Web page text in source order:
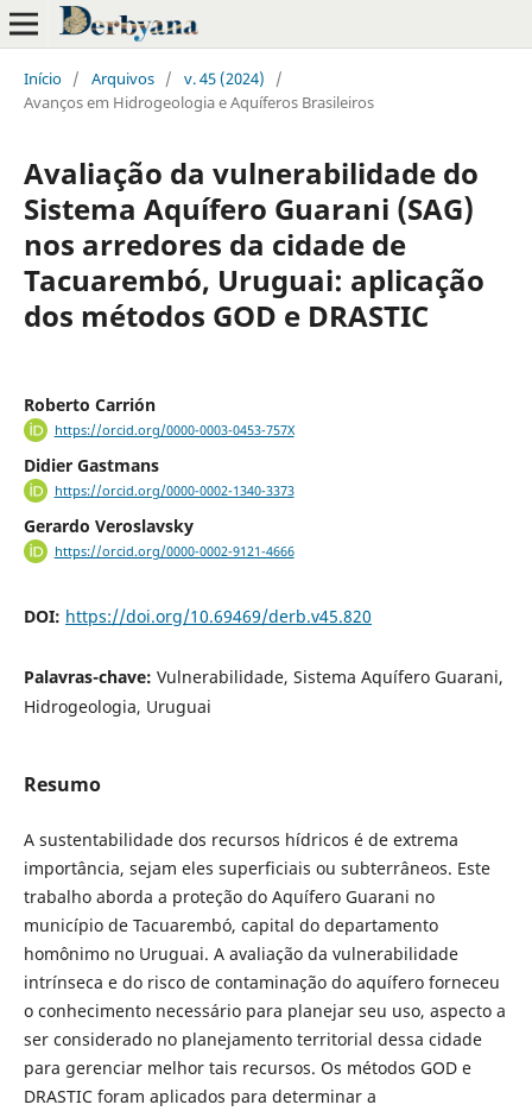
Início / Arquivos / v. 45 (2024)
/
Avanços em Hidrogeologia e Aquíferos Brasileiros
Avaliação da vulnerabilidade do
Sistema Aquífero Guarani (SAG)
nos arredores da cidade de
Tacuarembó, Uruguai: aplicação
dos métodos GOD e DRASTIC
Roberto Carrión
https://orcid.org/0000-0003-0453-757X
Didier Gastmans
https://orcid.org/0000-0002-1340-3373
Gerardo Veroslavsky
https://orcid.org/0000-0002-9121-4666
DOI: https://doi.org/10.69469/derb.v45.820
Palavras-chave: Vulnerabilidade, Sistema Aquífero Guarani,
Hidrogeologia, Uruguai
Resumo
A sustentabilidade dos recursos hídricos é de extrema
importância, sejam eles superficiais ou subterrâneos. Este
trabalho aborda a proteção do Aquífero Guarani no
município de Tacuarembó, capital do departamento
homônimo no Uruguai. A avaliação da vulnerabilidade
intrínseca e do risco de contaminação do aquífero forneceu
o conhecimento necessário para planejar seu uso, aspecto a
ser considerado no planejamento territorial dessa cidade
para gerenciar melhor tais recursos. Os métodos GOD e
DRASTIC foram aplicados para determinar a